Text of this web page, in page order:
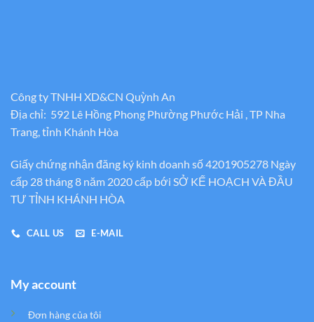
Công ty TNHH XD&CN Quỳnh An
Địa chỉ: 592 Lê Hồng Phong Phường Phước Hải , TP Nha
Trang, tỉnh Khánh Hòa
Giấy chứng nhận đăng ký kinh doanh số 4201905278 Ngày
cấp 28 tháng 8 năm 2020 cấp bới SỞ KẾ HOẠCH VÀ ĐẦU
TƯ TỈNH KHÁNH HÒA
CALL US E-MAIL
My account
Đơn hàng của tôi